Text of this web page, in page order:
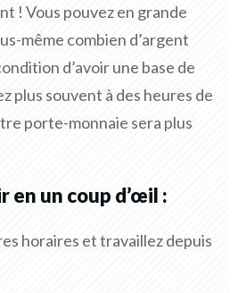
! Vous pouvez en grande
même combien d’argent
d’avoir une base de
plus souvent à des heures de
porte-monnaie sera plus
en un coup d’œil :
horaires et travaillez depuis